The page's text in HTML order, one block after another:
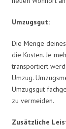
Umzugsgut:
Die Menge
die Kosten. Je
transportiert
Umzug.
Umzugsgut
zu vermeiden.
Zusätzliche